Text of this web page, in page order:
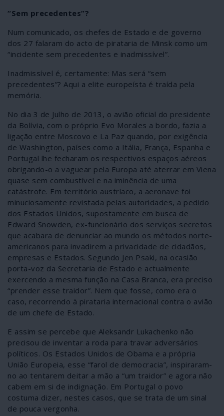
“Sem precedentes”?
Num comunicado, os chefes de Estado e de governo
dos 27 falaram do acto de pirataria de Minsk como um
“incidente sem precedentes e inadmissível”.
Inadmissível é, certamente: Mas será “sem
precedentes”? Aqui a elite europeísta é traída pela
memória.
No dia 3 de Julho de 2013, o avião oficial do presidente
da Bolívia, com o próprio Evo Morales a bordo, fazia a
ligação entre Moscovo e La Paz quando, por exigência
de Washington, países como a Itália, França, Espanha e
Portugal lhe fecharam os respectivos espaços aéreos
obrigando-o a vaguear pela Europa até aterrar em Viena
quase sem combustível e na iminência de uma
catástrofe. Em território austríaco, a aeronave foi
minuciosamente revistada pelas autoridades, a pedido
dos Estados Unidos, supostamente em busca de
Edward Snowden, ex-funcionário dos serviços secretos
que acabara de denunciar ao mundo os métodos norte-
americanos para invadirem a privacidade de cidadãos,
empresas e Estados. Segundo Jen Psaki, na ocasião
porta-voz da Secretaria de Estado e actualmente
exercendo a mesma função na Casa Branca, era preciso
“prender esse traidor”. Nem que fosse, como era o
caso, recorrendo à pirataria internacional contra o avião
de um chefe de Estado.
E assim se percebe que Aleksandr Lukachenko não
precisou de inventar a roda para travar adversários
políticos. Os Estados Unidos de Obama e a própria
União Europeia, esse “farol de democracia”, inspiraram-
no ao tentarem deitar a mão a “um traidor” e agora não
cabem em si de indignação. Em Portugal o povo
costuma dizer, nestes casos, que se trata de um sinal
de pouca vergonha.